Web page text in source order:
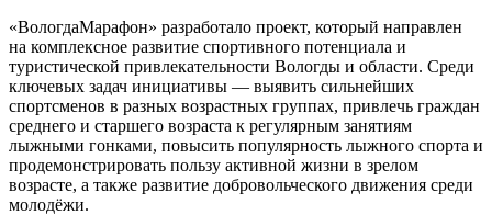
«ВологдаМарафон» разработало проект, который направлен
на комплексное развитие спортивного потенциала и
туристической привлекательности Вологды и области. Среди
ключевых задач инициативы — выявить сильнейших
спортсменов в разных возрастных группах, привлечь граждан
среднего и старшего возраста к регулярным занятиям
лыжными гонками, повысить популярность лыжного спорта и
продемонстрировать пользу активной жизни в зрелом
возрасте, а также развитие добровольческого движения среди
молодёжи.